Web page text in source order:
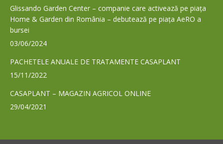
in
new
window
in
new
Glissando Garden Center – companie care activează pe piața
Home & Garden din România – debutează pe piața AeRO a
bursei
03/06/2024
PACHETELE ANUALE DE TRATAMENTE CASAPLANT
15/11/2022
CASAPLANT – MAGAZIN AGRICOL ONLINE
29/04/2021